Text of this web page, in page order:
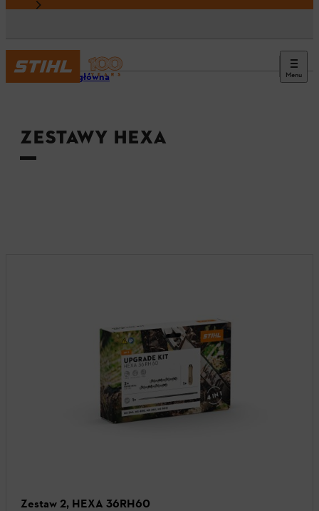
Menu
Strona główna
ZESTAWY HEXA
Zestaw 2, HEXA 36RH60